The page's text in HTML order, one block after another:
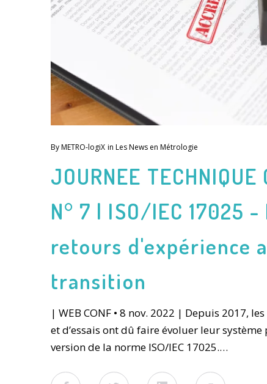
ByMETRO-logiX inLes News en Métrologie
JOURNEE
N° 7 | ISO/IEC 17025
retours d'expérience
transition
| WEB CONF • 8 nov. 2022 | Depuis 2017,
et d’essais ont dû faire évoluer leur
version de la norme ISO/IEC 17025.…
FacebookTwitter LinkedIn Viadeo